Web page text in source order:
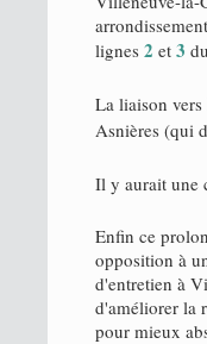
lignes 2 et 3
La liaison vers
Asnières (qui
Il y aurait une
Enfin ce
opposition à
d'entretien à
d'améliorer la
pour mieux